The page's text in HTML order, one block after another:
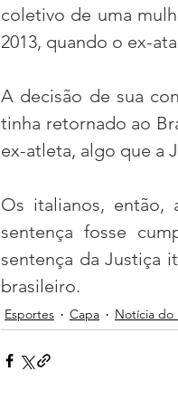
coletivo de uma
2013, quando o ex-
A decisão de sua
tinha retornado ao
ex-atleta, algo que a
Os italianos, então,
sentença fosse
sentença da Justiça
brasileiro.
Esportes Capa Notícia do